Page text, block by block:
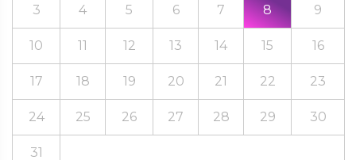
3 4 5 6 7 8 9
10 11 12 13 14 15 16
17 18 19 20 21 22 23
24 25 26 27 28 29 30
31